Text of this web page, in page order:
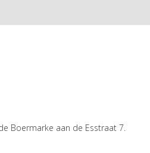
Boermarke aan de Esstraat 7.